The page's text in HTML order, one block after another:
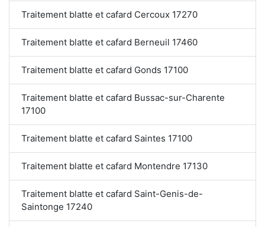
Traitement blatte et cafard Cercoux 17270
Traitement blatte et cafard Berneuil 17460
Traitement blatte et cafard Gonds 17100
Traitement blatte et cafard Bussac-sur-Charente
17100
Traitement blatte et cafard Saintes 17100
Traitement blatte et cafard Montendre 17130
Traitement blatte et cafard Saint-Genis-de-
Saintonge 17240